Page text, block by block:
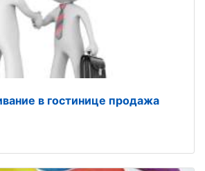
в гостинице продажа